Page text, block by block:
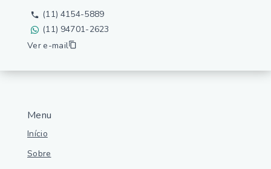
Menu
Início
Sobre
(11) 4154-5889
(11) 94701-2623
Ver e-mail